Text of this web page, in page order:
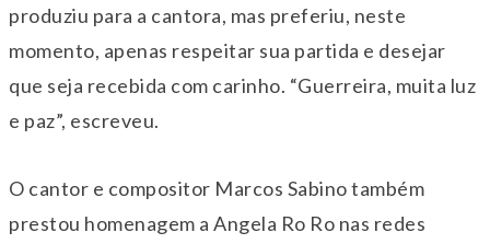
produziu para a cantora, mas preferiu, neste
momento, apenas respeitar sua partida e desejar
que seja recebida com carinho. “Guerreira, muita luz
e paz”, escreveu.
O cantor e compositor Marcos Sabino também
prestou homenagem a Angela Ro Ro nas redes